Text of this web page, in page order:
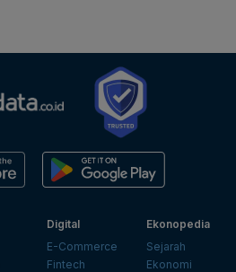
Digital
E-Commerce
Fintech
Ekonopedia
Sejarah
Ekonomi